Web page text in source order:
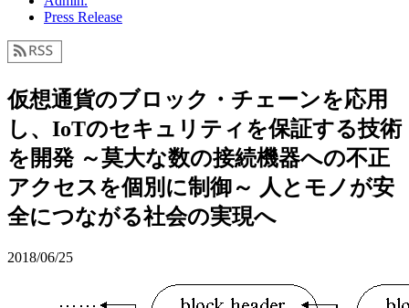
Press Release
仮想通貨のブロック・チェーンを応用
し、IoTのセキュリティを保証する技術
を開発 ～莫大な数の接続機器への不正
アクセスを個別に制御～ 人とモノが安
全につながる社会の実現へ
2018/06/25